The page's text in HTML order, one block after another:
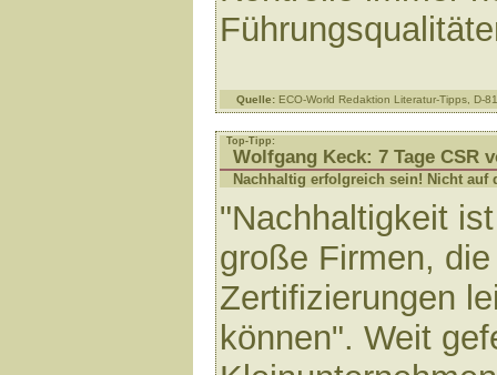
Quelle: ECO-World Redaktion Literatur-Tipps, D-
Top-Tipp:
Wolfgang Keck: 7 Tage CSR
Nachhaltig erfolgreich sein! Nicht auf
"Nachhaltigkeit
große Firmen,
Zertifizierungen
können". Weit